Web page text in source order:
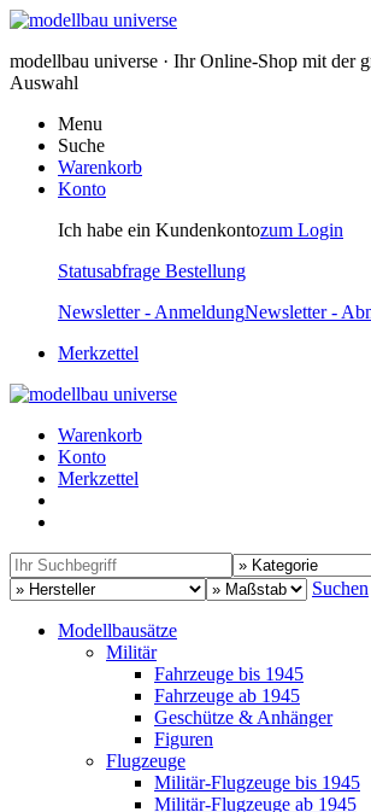
modellbau universe · Ihr Online-Shop mit der
Auswahl
Menu
Suche
Warenkorb
Konto
Ich habe ein Kundenkontozum Login
Statusabfrage Bestellung
Newsletter - AnmeldungNewsletter -
Merkzettel
Warenkorb
Konto
Merkzettel
Suchen
Modellbausätze
Militär
Fahrzeuge bis 1945
Fahrzeuge ab 1945
Geschütze & Anhänger
Figuren
Flugzeuge
Militär-Flugzeuge bis 1945
Militär-Flugzeuge ab 1945